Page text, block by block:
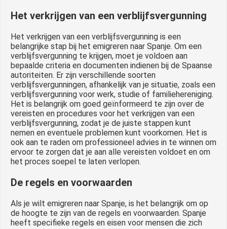
Het verkrijgen van een verblijfsvergunning
Het verkrijgen van een verblijfsvergunning is een
belangrijke stap bij het emigreren naar Spanje. Om een
verblijfsvergunning te krijgen, moet je voldoen aan
bepaalde criteria en documenten indienen bij de Spaanse
autoriteiten. Er zijn verschillende soorten
verblijfsvergunningen, afhankelijk van je situatie, zoals een
verblijfsvergunning voor werk, studie of familiehereniging.
Het is belangrijk om goed geïnformeerd te zijn over de
vereisten en procedures voor het verkrijgen van een
verblijfsvergunning, zodat je de juiste stappen kunt
nemen en eventuele problemen kunt voorkomen. Het is
ook aan te raden om professioneel advies in te winnen om
ervoor te zorgen dat je aan alle vereisten voldoet en om
het proces soepel te laten verlopen.
De regels en voorwaarden
Als je wilt emigreren naar Spanje, is het belangrijk om op
de hoogte te zijn van de regels en voorwaarden. Spanje
heeft specifieke regels en eisen voor mensen die zich